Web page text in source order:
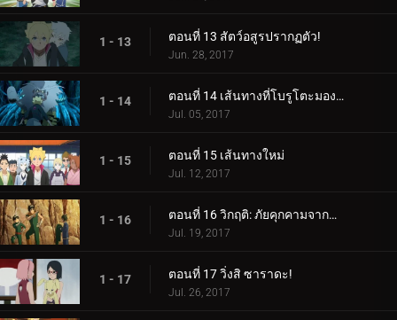
1 - 13 ตอนที่ 13 สัตว์อสูรปรากฏตัว!
Jun. 28, 2017
1 - 14 ตอนที่ 14 เส้นทางที่โบรูโตะมองเห็น
Jul. 05, 2017
1 - 15 ตอนที่ 15 เส้นทางใหม่
Jul. 12, 2017
1 - 16 ตอนที่ 16 วิกฤติ: ภัยคุกคามจากความล้มเหลว!
Jul. 19, 2017
1 - 17 ตอนที่ 17 วิ่งสิ ซาราดะ!
Jul. 26, 2017